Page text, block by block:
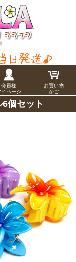
会員様
イページ
お買い物
かご
個セット